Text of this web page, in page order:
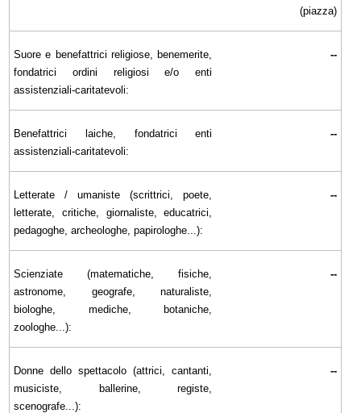
(piazza)
Suore e benefattrici religiose, benemerite,
fondatrici ordini religiosi e/o enti
assistenziali-caritatevoli:
--
Benefattrici laiche, fondatrici enti
assistenziali-caritatevoli:
--
Letterate / umaniste (scrittrici, poete,
letterate, critiche, giornaliste, educatrici,
pedagoghe, archeologhe, papirologhe...):
--
Scienziate (matematiche, fisiche,
astronome, geografe, naturaliste,
biologhe, mediche, botaniche,
zoologhe...):
--
Donne dello spettacolo (attrici, cantanti,
musiciste, ballerine, registe,
scenografe...):
--